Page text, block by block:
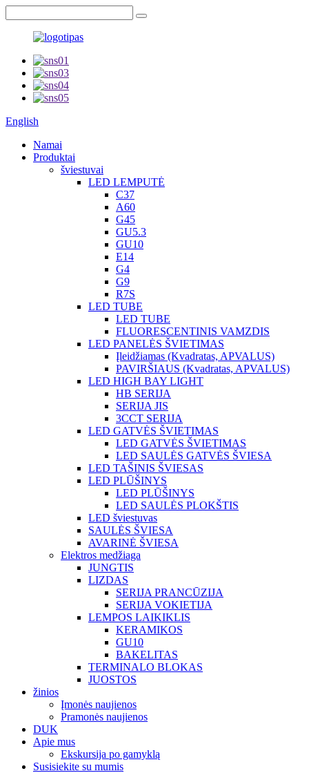
English
Namai
Produktai
šviestuvai
LED LEMPUTĖ
C37
A60
G45
GU5.3
GU10
E14
G4
G9
R7S
LED TUBE
LED TUBE
FLUORESCENTINIS VAMZDIS
LED PANELĖS ŠVIETIMAS
Įleidžiamas (Kvadratas, APVALUS)
PAVIRŠIAUS (Kvadratas, APVALUS)
LED HIGH BAY LIGHT
HB SERIJA
SERIJA JIS
3CCT SERIJA
LED GATVĖS ŠVIETIMAS
LED GATVĖS ŠVIETIMAS
LED SAULĖS GATVĖS ŠVIESA
LED TAŠINIS ŠVIESAS
LED PLŪŠINYS
LED PLŪŠINYS
LED SAULĖS PLOKŠTIS
LED šviestuvas
SAULĖS ŠVIESA
AVARINĖ ŠVIESA
Elektros medžiaga
JUNGTIS
LIZDAS
SERIJA PRANCŪZIJA
SERIJA VOKIETIJA
LEMPOS LAIKIKLIS
KERAMIKOS
GU10
BAKELITAS
TERMINALO BLOKAS
JUOSTOS
žinios
Įmonės naujienos
Pramonės naujienos
DUK
Apie mus
Ekskursija po gamyklą
Susisiekite su mumis